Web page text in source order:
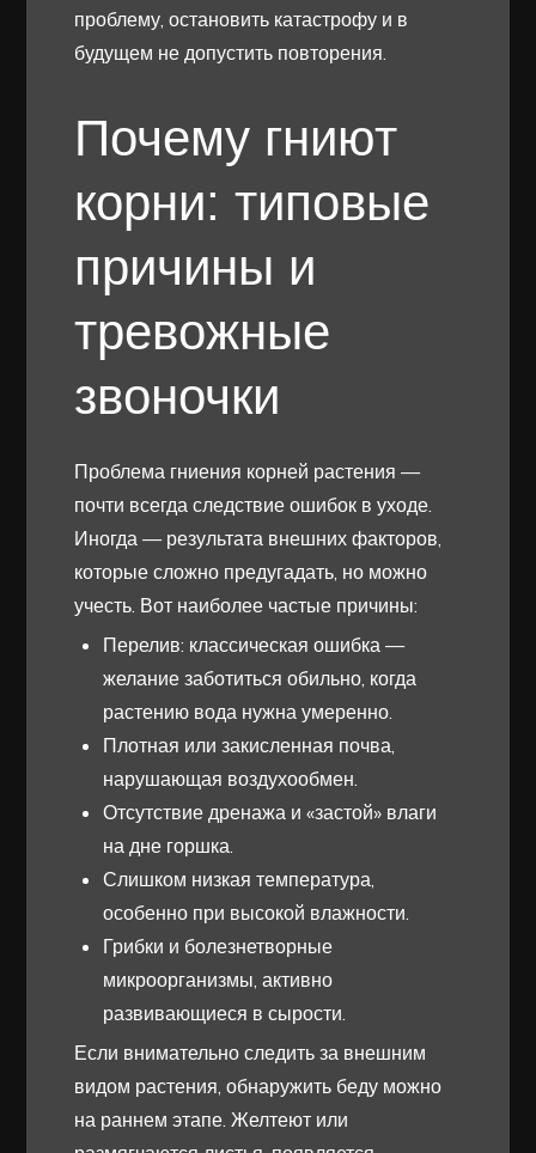
проблему, остановить катастрофу и в
будущем не допустить повторения.
Почему гниют
корни: типовые
причины и
тревожные
звоночки
Проблема гниения корней растения —
почти всегда следствие ошибок в уходе.
Иногда — результата внешних факторов,
которые сложно предугадать, но можно
учесть. Вот наиболее частые причины:
Перелив: классическая ошибка —
желание заботиться обильно, когда
растению вода нужна умеренно.
Плотная или закисленная почва,
нарушающая воздухообмен.
Отсутствие дренажа и «застой» влаги
на дне горшка.
Слишком низкая температура,
особенно при высокой влажности.
Грибки и болезнетворные
микроорганизмы, активно
развивающиеся в сырости.
Если внимательно следить за внешним
видом растения, обнаружить беду можно
на раннем этапе. Желтеют или